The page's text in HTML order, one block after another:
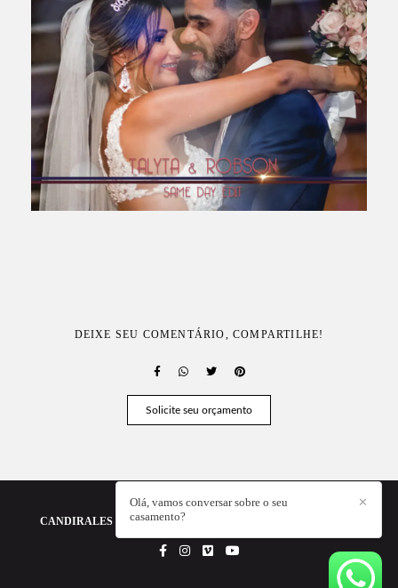
DEIXE SEU COMENTÁRIO, COMPARTILHE!
Solicite seu orçamento
CANDIRALES - A FOTOGRAFIA DA SUA HISTÓRIA
✕
Olá, vamos conversar sobre o seu
casamento?